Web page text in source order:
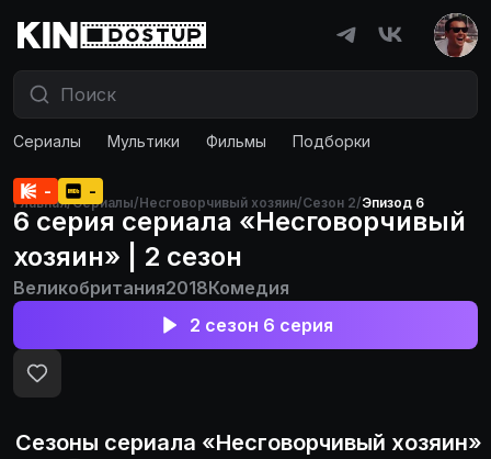
Сериалы Мультики Фильмы Подборки
Фильмы и сериалы бесплатно
Правообладателям